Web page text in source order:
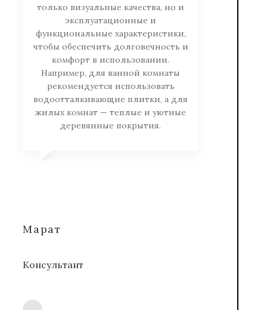
только визуальные качества, но и
эксплуатационные и
функциональные характеристики,
чтобы обеспечить долговечность и
комфорт в использовании.
Например, для ванной комнаты
рекомендуется использовать
водоотталкивающие плитки, а для
жилых комнат — теплые и уютные
деревянные покрытия.
Марат
Консультант